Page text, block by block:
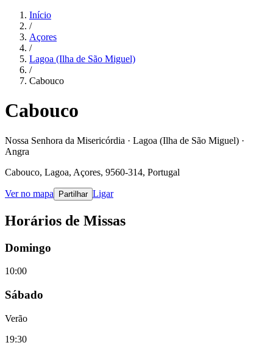
Início
/
Açores
/
Lagoa (Ilha de São Miguel)
/
Cabouco
Cabouco
Nossa Senhora da Misericórdia · Lagoa (Ilha de São Miguel) ·
Angra
Cabouco, Lagoa, Açores, 9560-314, Portugal
Ver no mapa Partilhar Ligar
Horários de Missas
Domingo
10:00
Sábado
Verão
19:30